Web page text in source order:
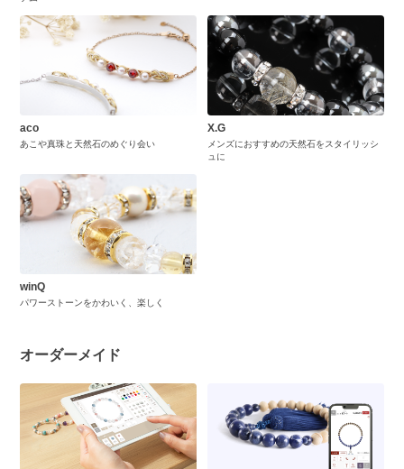
aco
あこや真珠と天然石のめぐり会い
X.G
メンズにおすすめの天然石をスタイリッシ
ュに
winQ
パワーストーンをかわいく、楽しく
オーダーメイド